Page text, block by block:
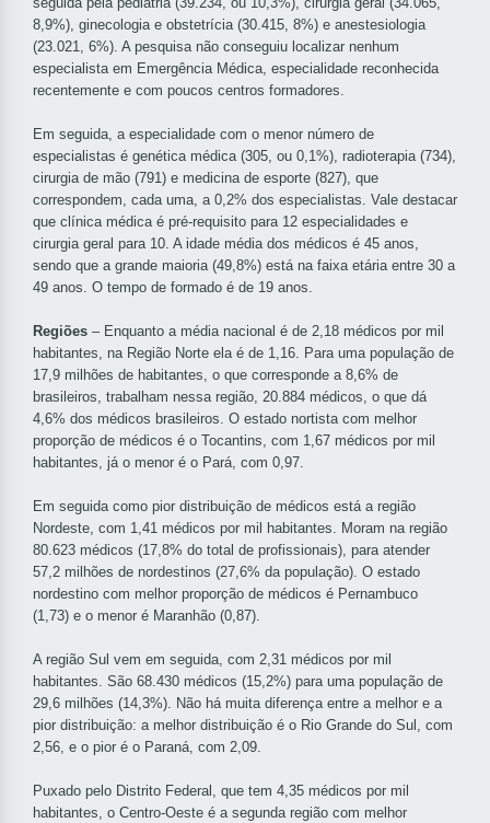
8,9%), ginecologia e obstetrícia (30.415, 8%) e anestesiologia
(23.021, 6%). A pesquisa não conseguiu localizar nenhum
especialista em Emergência Médica, especialidade reconhecida
recentemente e com poucos centros formadores.
Em seguida, a especialidade com o menor número de
especialistas é genética médica (305, ou 0,1%), radioterapia (734),
cirurgia de mão (791) e medicina de esporte (827), que
correspondem, cada uma, a 0,2% dos especialistas. Vale destacar
que clínica médica é pré-requisito para 12 especialidades e
cirurgia geral para 10. A idade média dos médicos é 45 anos,
sendo que a grande maioria (49,8%) está na faixa etária entre 30 a
49 anos. O tempo de formado é de 19 anos.
Regiões – Enquanto a média nacional é de 2,18 médicos por mil
habitantes, na Região Norte ela é de 1,16. Para uma população de
17,9 milhões de habitantes, o que corresponde a 8,6% de
brasileiros, trabalham nessa região, 20.884 médicos, o que dá
4,6% dos médicos brasileiros. O estado nortista com melhor
proporção de médicos é o Tocantins, com 1,67 médicos por mil
habitantes, já o menor é o Pará, com 0,97.
Em seguida como pior distribuição de médicos está a região
Nordeste, com 1,41 médicos por mil habitantes. Moram na região
80.623 médicos (17,8% do total de profissionais), para atender
57,2 milhões de nordestinos (27,6% da população). O estado
nordestino com melhor proporção de médicos é Pernambuco
(1,73) e o menor é Maranhão (0,87).
A região Sul vem em seguida, com 2,31 médicos por mil
habitantes. São 68.430 médicos (15,2%) para uma população de
29,6 milhões (14,3%). Não há muita diferença entre a melhor e a
pior distribuição: a melhor distribuição é o Rio Grande do Sul, com
2,56, e o pior é o Paraná, com 2,09.
Puxado pelo Distrito Federal, que tem 4,35 médicos por mil
habitantes, o Centro-Oeste é a segunda região com melhor